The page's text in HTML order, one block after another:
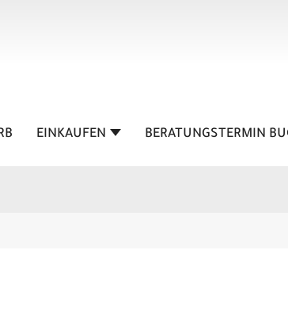
EINKAUFEN BERATUNGSTERMIN